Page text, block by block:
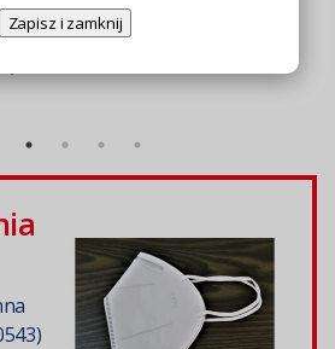
Zapisz i zamknij
do
magnetyczna myjka do
okien (EHO304)